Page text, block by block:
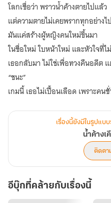
โลกเชื่อว่า พราวน้ำค้างตายไปแล้ว
แต่ความตายไม่เคยพรากทุกอย่างไป
มันแค่สร้างผู้หญิงคนใหม่ขึ้นมา
ในชื่อใหม่ ใบหน้าใหม่ และหัวใจที่
เธอกลับมา ไม่ใช่เพื่อทวงคืนอดีต
“ชนะ”
เกมนี้ เธอไม่เปื้อนเลือด เพราะคน
เพื่อเดินออกไปเคียงข้างแสงตะวัน
เรื่องนี้ยังมีในรูปแบ
น้ำค้างเ
ติดตา
อีบุ๊กที่คล้ายกับเรื่องนี้